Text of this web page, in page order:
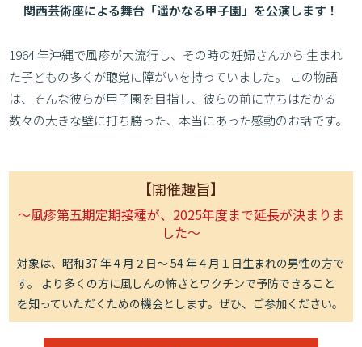
関西芸術座による舞台「遥かなる甲子園」を公演します！
1964 年沖縄で風疹が大流行し、その時の妊婦さんから 生まれ
た子どもの多くが聴覚に障がいを持っていました。
この物語
は、そんな彼らが甲子園を目指し、彼らの前に立ちはだかる
数々の大きな壁に打ち勝った、本当にあった感動のお話です。
【開催趣旨】
～風疹第五期定期接種が、2025年度まで延長が決まりま
した～
対象は、昭和37 年４月２日～ 54 年４月１日生まれの男性の方で
す。 より多くの方に風しんの怖さとワクチンで予防できること
を知っていただくための機会とします。ぜひ、ご参加ください。